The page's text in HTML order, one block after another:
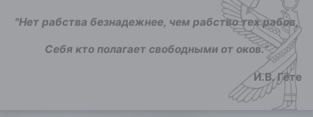
"Нет рабства безнадежнее, чем рабство тех рабов,
Себя кто полагает свободными от оков."
И.В. Гёте